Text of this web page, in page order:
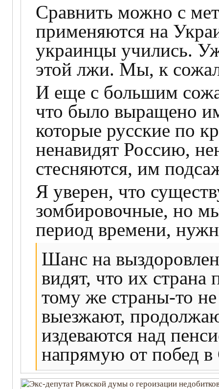
Сравнить можно с
применяются на
украинцы учились.
этой лжи. Мы, к
И еще с большим
что было выращено
которые русские по
ненавидят Россию,
стесняются, им
Я уверен, что
зомбировочные, но
период времени,
Шанс на
видят, что их страна
тому же страны-то
выезжают,
издеваются над
напрямую от побед